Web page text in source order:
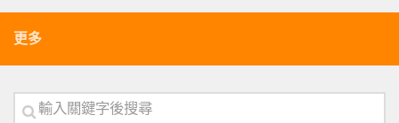
更多